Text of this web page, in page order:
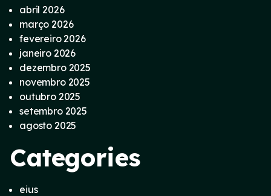
abril 2026
março 2026
fevereiro 2026
janeiro 2026
dezembro 2025
novembro 2025
outubro 2025
setembro 2025
agosto 2025
Categories
eius